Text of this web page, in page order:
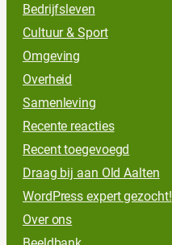
Bedrijfsleven
Cultuur & Sport
Omgeving
Overheid
Samenleving
Recente reacties
Recent toegevoegd
Draag bij aan Old Aalten
WordPress expert gezocht!
Over ons